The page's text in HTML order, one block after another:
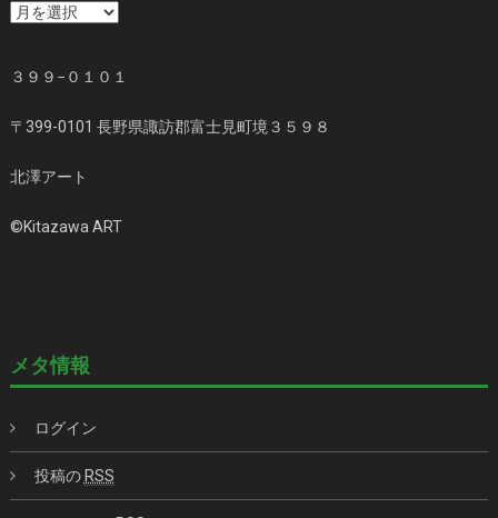
月
３９９−０１０１
〒399-0101 長野県諏訪郡富士見町境３５９８
北澤アート
©️Kitazawa ART
メタ情報
ログイン
投稿の RSS